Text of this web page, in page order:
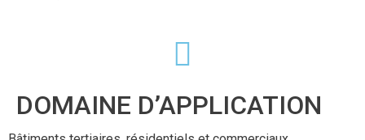
DOMAINE D’APPLICATION